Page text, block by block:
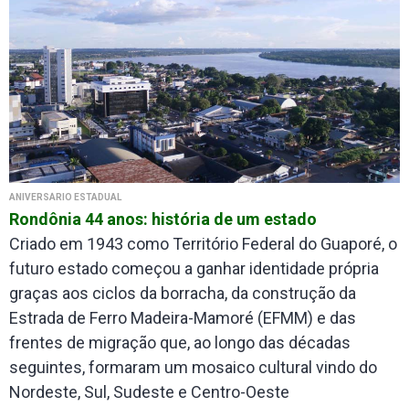
ANIVERSÁRIO ESTADUAL
Rondônia 44 anos: história de um estado
Criado em 1943 como Território Federal do Guaporé, o
futuro estado começou a ganhar identidade própria
graças aos ciclos da borracha, da construção da
Estrada de Ferro Madeira-Mamoré (EFMM) e das
frentes de migração que, ao longo das décadas
seguintes, formaram um mosaico cultural vindo do
Nordeste, Sul, Sudeste e Centro-Oeste